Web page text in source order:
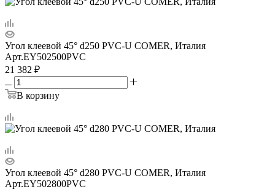
Угол клеевой 45° d250 PVC-U COMER, Италия
Арт.EY502500PVC
21 382 ₽
В корзину
Угол клеевой 45° d280 PVC-U COMER, Италия
Арт.EY502800PVC